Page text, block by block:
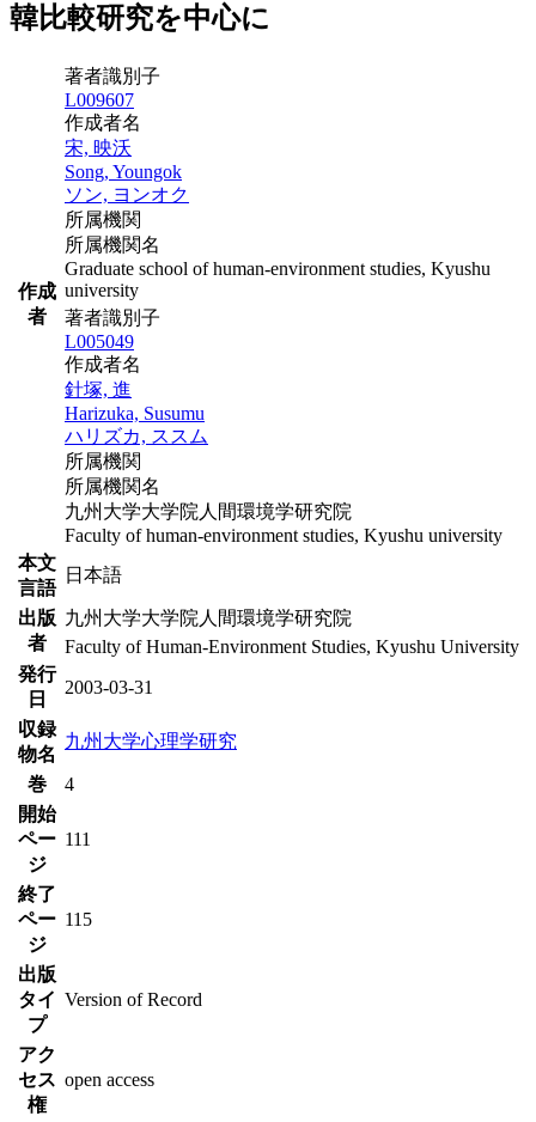
韓比較研究を中心に
作成
者
著者識別子
L009607
作成者名
宋, 映沃
Song, Youngok
ソン, ヨンオク
所属機関
所属機関名
Graduate school of human-environment studies, Kyushu
university
著者識別子
L005049
作成者名
針塚, 進
Harizuka, Susumu
ハリズカ, ススム
所属機関
所属機関名
九州大学大学院人間環境学研究院
Faculty of human-environment studies, Kyushu university
本文
言語
日本語
出版
者
九州大学大学院人間環境学研究院
Faculty of Human-Environment Studies, Kyushu University
発行
日
2003-03-31
収録
物名
九州大学心理学研究
巻
4
開始
ペー
ジ
111
終了
ペー
ジ
115
出版
タイ
プ
Version of Record
アク
セス
権
open access